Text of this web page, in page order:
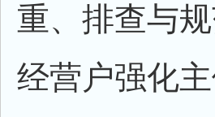
重、排查与
经营户强化